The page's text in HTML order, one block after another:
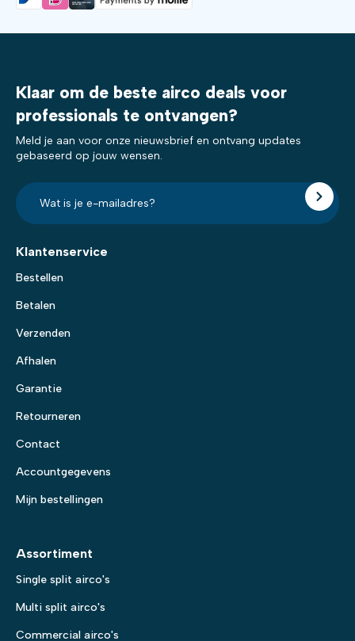
Klaar om de beste airco deals voor
professionals te ontvangen?
Meld je aan voor onze nieuwsbrief en ontvang updates
gebaseerd op jouw wensen.
E-
mailadres?
*
Klantenservice
Bestellen
Betalen
Verzenden
Afhalen
Garantie
Retourneren
Contact
Accountgegevens
Mijn bestellingen
Assortiment
Single split airco's
Multi split airco's
Commercial airco's